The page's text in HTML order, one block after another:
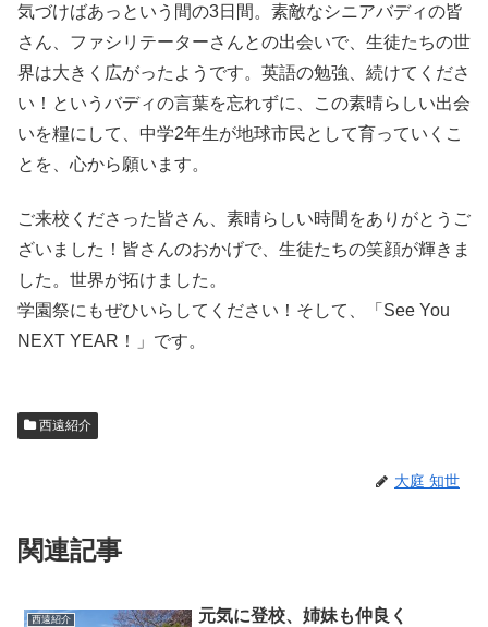
気づけばあっという間の3日間。素敵なシニアバディの皆
さん、ファシリテーターさんとの出会いで、生徒たちの世
界は大きく広がったようです。英語の勉強、続けてくださ
い！というバディの言葉を忘れずに、この素晴らしい出会
いを糧にして、中学2年生が地球市民として育っていくこ
とを、心から願います。
ご来校くださった皆さん、素晴らしい時間をありがとうご
ざいました！皆さんのおかげで、生徒たちの笑顔が輝きま
した。世界が拓けました。
学園祭にもぜひいらしてください！そして、「See You
NEXT YEAR！」です。
西遠紹介
大庭 知世
関連記事
西遠紹介 元気に登校、姉妹も仲良く